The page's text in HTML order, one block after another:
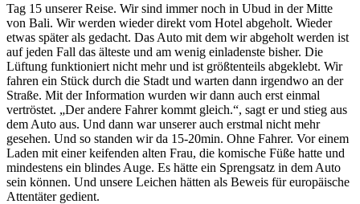
Tag 15 unserer Reise. Wir sind immer noch in Ubud in der Mitte
von Bali. Wir werden wieder direkt vom Hotel abgeholt. Wieder
etwas später als gedacht. Das Auto mit dem wir abgeholt werden ist
auf jeden Fall das älteste und am wenig einladenste bisher. Die
Lüftung funktioniert nicht mehr und ist größtenteils abgeklebt. Wir
fahren ein Stück durch die Stadt und warten dann irgendwo an der
Straße. Mit der Information wurden wir dann auch erst einmal
vertröstet. „Der andere Fahrer kommt gleich.“, sagt er und stieg aus
dem Auto aus. Und dann war unserer auch erstmal nicht mehr
gesehen. Und so standen wir da 15-20min. Ohne Fahrer. Vor einem
Laden mit einer keifenden alten Frau, die komische Füße hatte und
mindestens ein blindes Auge. Es hätte ein Sprengsatz in dem Auto
sein können. Und unsere Leichen hätten als Beweis für europäische
Attentäter gedient.